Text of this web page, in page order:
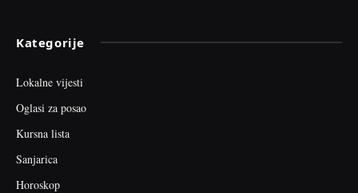
Kategorije
Lokalne vijesti
Oglasi za posao
Kursna lista
Sanjarica
Horoskop